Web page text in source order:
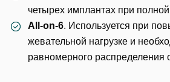
четырех имплантах при полной
All-on-6. Используется при
жевательной нагрузке и
равномерного распределения